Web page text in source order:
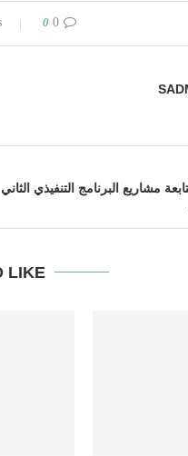
0 comments
0
مشاريع البرنامج التنفيذي الثاني
LIKE